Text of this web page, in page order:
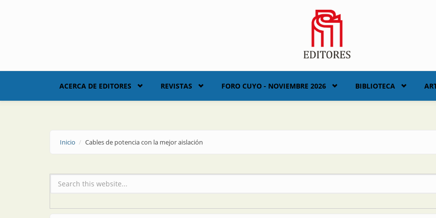
ACERCA DE EDITORES REVISTAS FORO CUYO - NOVIEMBRE 2026 BIBLIOTECA
Inicio Cables de potencia con la mejor aislación
Formulario de búsqueda